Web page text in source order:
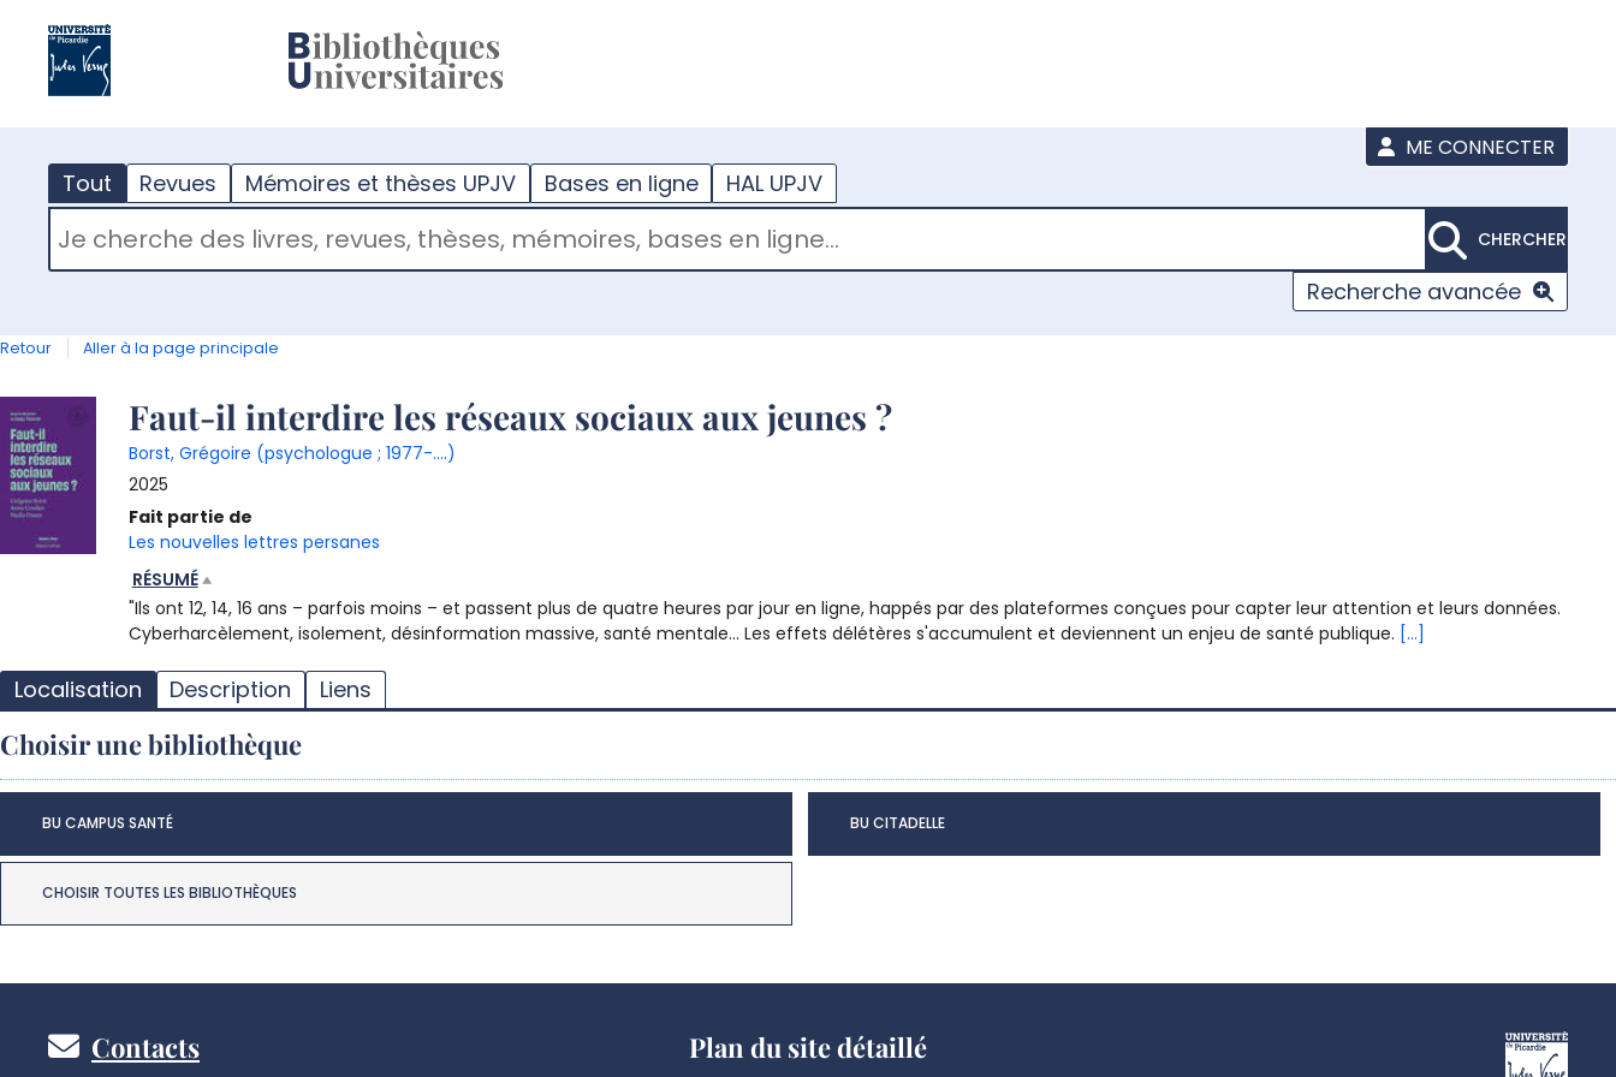
ME CONNECTER
Tout Revues Mémoires et thèses UPJV Bases en ligne HAL UPJV
RECHERCHER DANS "TOUT"
CHERCHER
Recherche avancée
Retour Aller à la page principale
Détail
document
Faut-il interdire les réseaux sociaux aux jeunes ?
Borst, Grégoire (psychologue ; 1977-....)
2025
Fait partie de
Les nouvelles lettres persanes
RÉSUMÉ
"Ils ont 12, 14, 16 ans – parfois moins – et passent plus de quatre heures par jour en ligne, happés par des plateformes conçues pour capter leur attention et leurs données.
Cyberharcèlement, isolement, désinformation massive, santé mentale... Les effets délétères s'accumulent et deviennent un enjeu de santé publique. [...]
Localisation Description Liens
Choisir une bibliothèque
BU CAMPUS SANTÉ BU CITADELLE
CHOISIR TOUTES LES BIBLIOTHÈQUES
Pied
Contacts Plan du site détaillé